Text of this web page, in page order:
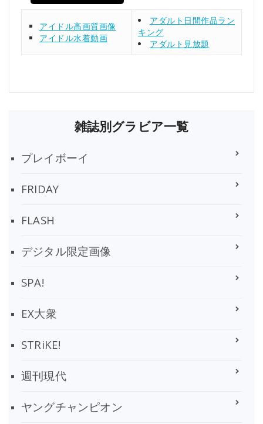
アイドル高画質画像
アイドル水着動画
アダルト日間作品ラン
キング
アダルト見放題
雑誌別グラビア一覧
プレイボーイ
FRIDAY
FLASH
デジタル限定画像
SPA!
EX大衆
STRiKE!
週刊現代
ヤングチャンピオン